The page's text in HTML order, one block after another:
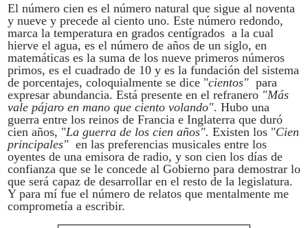
El número cien es el número natural que sigue al noventa
y nueve y precede al ciento uno. Este número redondo,
marca la temperatura en grados centígrados a la cual
hierve el agua, es el número de años de un siglo, en
matemáticas es la suma de los nueve primeros números
primos, es el cuadrado de 10 y es la fundación del sistema
de porcentajes, coloquialmente se dice "cientos" para
expresar abundancia. Está presente en el refranero "Más
vale pájaro en mano que ciento volando". Hubo una
guerra entre los reinos de Francia e Inglaterra que duró
cien años, "La guerra de los cien años". Existen los "Cien
principales" en las preferencias musicales entre los
oyentes de una emisora de radio, y son cien los días de
confianza que se le concede al Gobierno para demostrar lo
que será capaz de desarrollar en el resto de la legislatura.
Y para mí fue el número de relatos que mentalmente me
comprometía a escribir.